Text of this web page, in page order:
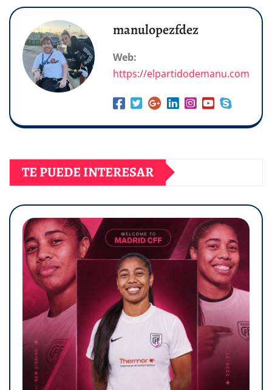
manulopezfdez
Web:
https://elpartidodemanu.com
TE PUEDE INTERESAR